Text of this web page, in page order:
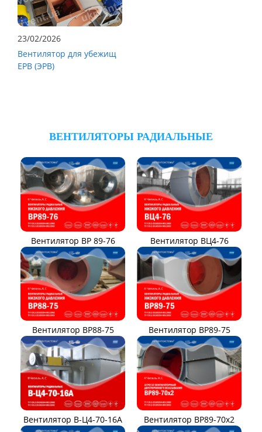
23/02/2026
Вентилятор для убежищ
ЕРВ (ЭРВ)
ВЕНТИЛЯТОРЫ РАДИАЛЬНЫЕ
Вентилятор ВР 89-76 Вентилятор ВЦ4-76
Вентилятор ВР88-75 Вентилятор ВР89-75
Вентилятор В-Ц4-70-16А Вентилятор ВР89-70x2